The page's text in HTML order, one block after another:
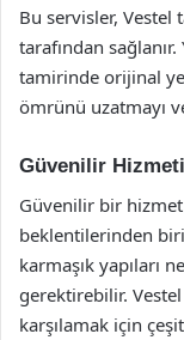
Bu servisler,
tarafından
tamirinde orijinal
ömrünü uzatmayı
Güvenilir
Güvenilir bir
beklentilerinden
karmaşık yapıları
gerektirebilir.
karşılamak için